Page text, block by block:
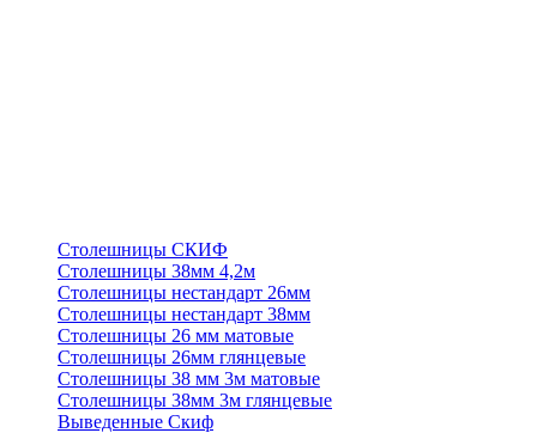
Столешницы СКИФ
Столешницы 38мм 4,2м
Столешницы нестандарт 26мм
Столешницы нестандарт 38мм
Столешницы 26 мм матовые
Столешницы 26мм глянцевые
Столешницы 38 мм 3м матовые
Столешницы 38мм 3м глянцевые
Выведенные Скиф